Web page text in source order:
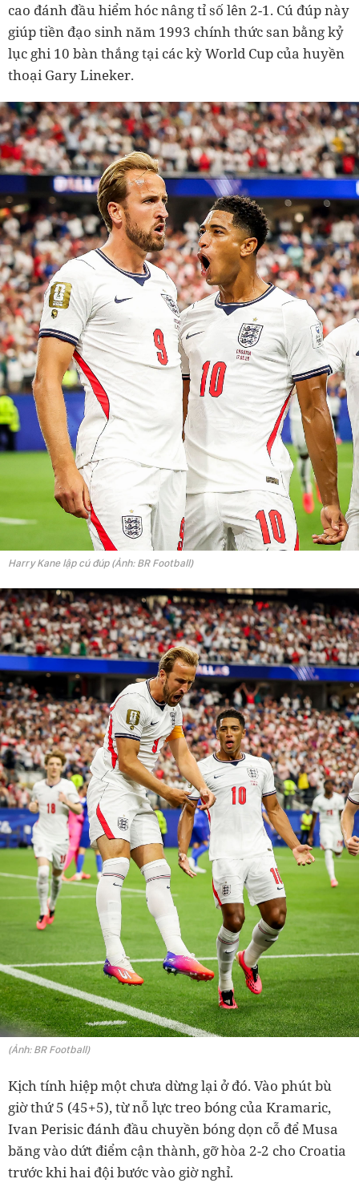
cao đánh đầu hiểm hóc nâng tỉ số lên 2-1. Cú đúp này
giúp tiền đạo sinh năm 1993 chính thức san bằng kỷ
lục ghi 10 bàn thắng tại các kỳ World Cup của huyền
thoại Gary Lineker.
Harry Kane lập cú đúp (Ảnh: BR Football)
(Ảnh: BR Football)
Kịch tính hiệp một chưa dừng lại ở đó. Vào phút bù
giờ thứ 5 (45+5), từ nỗ lực treo bóng của Kramaric,
Ivan Perisic đánh đầu chuyền bóng dọn cỗ để Musa
băng vào dứt điểm cận thành, gỡ hòa 2-2 cho Croatia
trước khi hai đội bước vào giờ nghỉ.